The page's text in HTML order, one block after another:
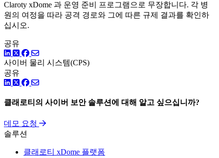
Claroty xDome 과 운영 준비 프로그램으로 무장합니다. 각 병
원의 여정을 따라 공격 경로와 그에 따른 규제 결과를 확인하
십시오.
공유
링크드인
트위터페이스북
사이버 물리 시스템(CPS)
공유
링크드인
트위터페이스북
클래로티의 사이버 보안 솔루션에 대해 알고 싶으십니까?
데모 요청
솔루션
클래로티 xDome 플랫폼